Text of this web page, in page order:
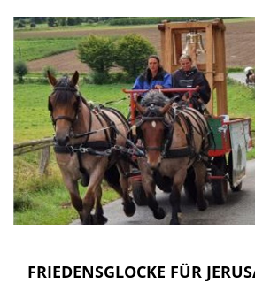
FRIEDENSGLOCKE FÜR